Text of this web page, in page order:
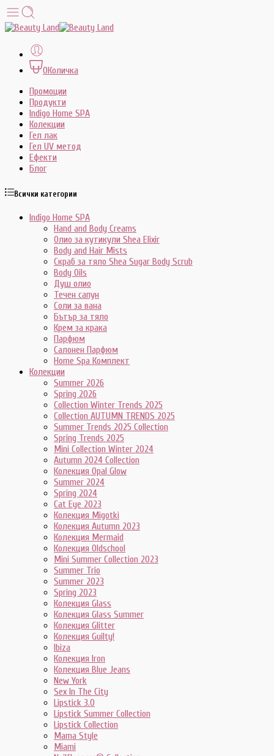
0Количка
Промоции
Продукти
Indigo Home SPA
Колекции
Гел лак
Гел UV метод
Ефекти
Блог
Всички категории
Indigo Home SPA
Hand and Body Creams
Олио за кутикули Shea Elixir
Body and Hair Mists
Скраб за тяло Shea Sugar Body Scrub
Body Oils
Душ олио
Течен сапун
Соли за вана
Бътър за тяло
Крем за крака
Парфюм
Салонен Парфюм
Home Spa Комплект
Колекции
Summer 2026
Spring 2026
Collection Winter Trends 2025
Collection AUTUMN TRENDS 2025
Summer Trends 2025 Collection
Spring Trends 2025
Mini Collection Winter 2024
Autumn 2024 Collection
Колекция Opal Glow
Summer 2024
Spring 2024
Cat Eye 2023
Колекция Migotki
Колекция Autumn 2023
Колекция Mermaid
Колекция Oldschool
Mini Summer Collection 2023
Summer Trio
Summer 2023
Spring 2023
Колекция Glass
Колекция Glass Summer
Колекция Glitter
Колекция Guilty!
Ibiza
Колекция Iron
Колекция Blue Jeans
New York
Sex In The City
Lipstick 3.0
Lipstick Summer Collection
Lipstick Collection
Mama Style
Miami